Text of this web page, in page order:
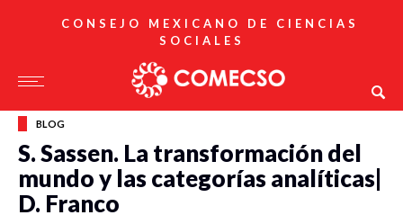
CONSEJO MEXICANO DE CIENCIAS
SOCIALES
BLOG
S. Sassen. La transformación del
mundo y las categorías analíticas|
D. Franco